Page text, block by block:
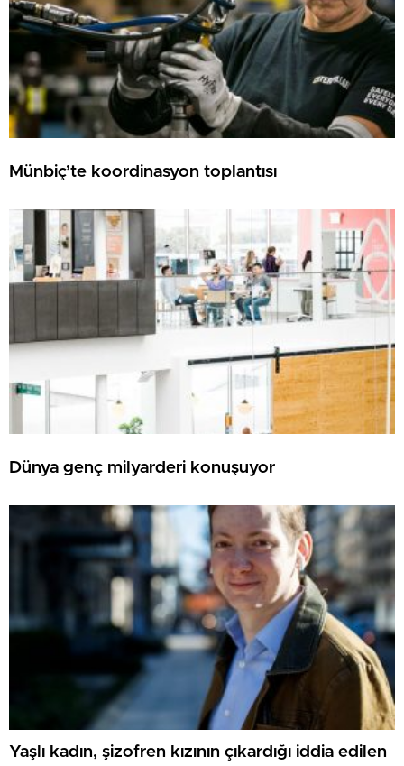
Münbiç’te koordinasyon toplantısı
Dünya genç milyarderi konuşuyor
Yaşlı kadın, şizofren kızının çıkardığı iddia edilen